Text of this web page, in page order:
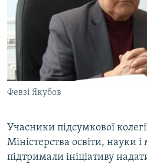
ДЕПОРТАЦІЯ
ВІДЕОУРОКИ «ELIFBE»
СВІДЧЕННЯ ОКУПАЦІЇ
УКРАЇНСЬКА ПРОБЛЕМА КРИМУ
ІНФОГРАФІКА
ЯК ОБІЙТИ БЛОКУВАННЯ
Русский
Qırımtatar
ДОЛУЧАЙСЯ!
Усі сайти RFE/RL
Февзі Якубов
Учасники підсумкової
Міністерства освіти, науки
підтримали ініціативу